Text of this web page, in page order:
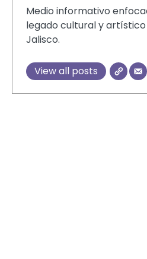
Medio informativo
legado cultural y
Jalisco.
View all posts